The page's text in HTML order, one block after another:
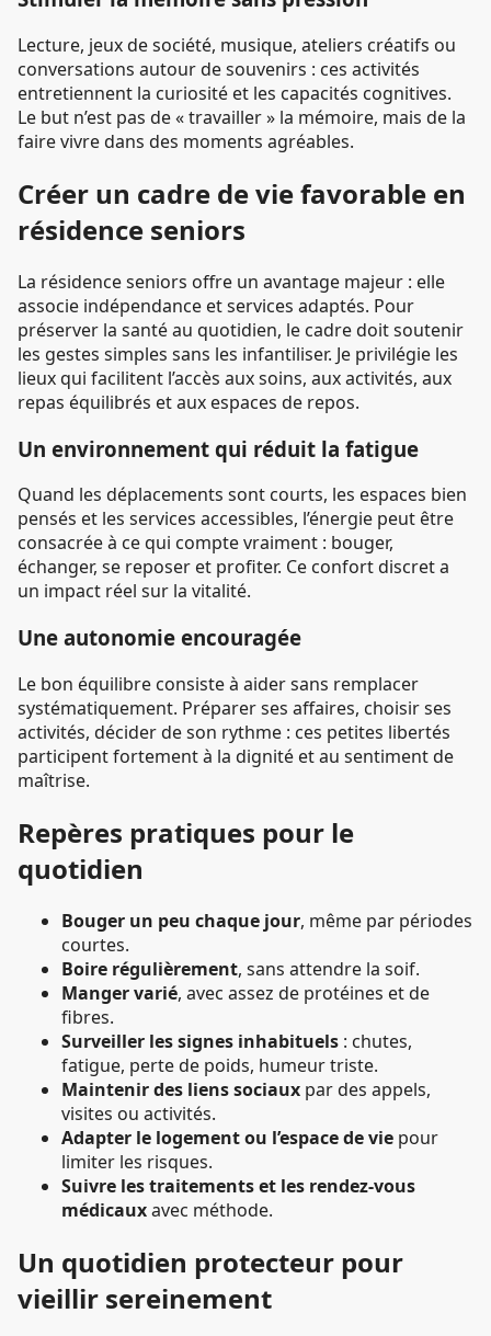
Lecture, jeux de société, musique, ateliers créatifs ou
conversations autour de souvenirs : ces activités
entretiennent la curiosité et les capacités cognitives.
Le but n’est pas de « travailler » la mémoire, mais de la
faire vivre dans des moments agréables.
Créer un cadre de vie favorable en
résidence seniors
La résidence seniors offre un avantage majeur : elle
associe indépendance et services adaptés. Pour
préserver la santé au quotidien, le cadre doit soutenir
les gestes simples sans les infantiliser. Je privilégie les
lieux qui facilitent l’accès aux soins, aux activités, aux
repas équilibrés et aux espaces de repos.
Un environnement qui réduit la fatigue
Quand les déplacements sont courts, les espaces bien
pensés et les services accessibles, l’énergie peut être
consacrée à ce qui compte vraiment : bouger,
échanger, se reposer et profiter. Ce confort discret a
un impact réel sur la vitalité.
Une autonomie encouragée
Le bon équilibre consiste à aider sans remplacer
systématiquement. Préparer ses affaires, choisir ses
activités, décider de son rythme : ces petites libertés
participent fortement à la dignité et au sentiment de
maîtrise.
Repères pratiques pour le
quotidien
Bouger un peu chaque jour, même par périodes
courtes.
Boire régulièrement, sans attendre la soif.
Manger varié, avec assez de protéines et de
fibres.
Surveiller les signes inhabituels : chutes,
fatigue, perte de poids, humeur triste.
Maintenir des liens sociaux par des appels,
visites ou activités.
Adapter le logement ou l’espace de vie pour
limiter les risques.
Suivre les traitements et les rendez-vous
médicauxavec méthode.
Un quotidien protecteur pour
vieillir sereinement